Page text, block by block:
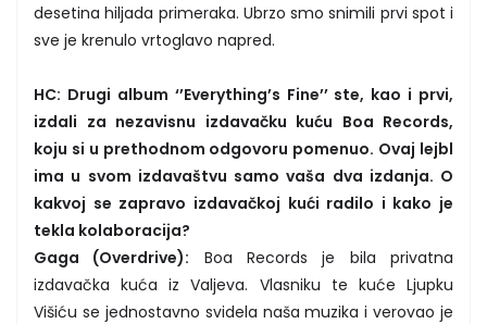
desetina hiljada primeraka. Ubrzo smo snimili prvi spot i
sve je krenulo vrtoglavo napred.
HC: Drugi album ‘’Everything’s Fine’’ ste, kao i prvi,
izdali za nezavisnu izdavačku kuću Boa Records,
koju si u prethodnom odgovoru pomenuo. Ovaj lejbl
ima u svom izdavaštvu samo vaša dva izdanja. O
kakvoj se zapravo izdavačkoj kući radilo i kako je
tekla kolaboracija?
Gaga (Overdrive): Boa Records je bila privatna
izdavačka kuća iz Valjeva. Vlasniku te kuće Ljupku
Višiću se jednostavno svidela naša muzika i verovao je